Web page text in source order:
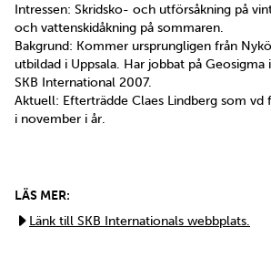
Intressen: Skridsko- och utförsåkning på
och vattenskidåkning på sommaren.
Bakgrund: Kommer ursprungligen från
utbildad i Uppsala. Har jobbat på
SKB International 2007.
Aktuell: Efterträdde Claes Lindberg som vd
i november i år.
LÄS MER:
Länk till SKB Internationals webbplats.